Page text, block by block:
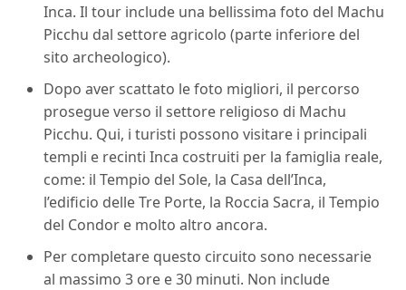
Inca. Il tour include una bellissima foto del Machu
Picchu dal settore agricolo (parte inferiore del
sito archeologico).
Dopo aver scattato le foto migliori, il percorso
prosegue verso il settore religioso di Machu
Picchu. Qui, i turisti possono visitare i principali
templi e recinti Inca costruiti per la famiglia reale,
come: il Tempio del Sole, la Casa dell’Inca,
l’edificio delle Tre Porte, la Roccia Sacra, il Tempio
del Condor e molto altro ancora.
Per completare questo circuito sono necessarie
al massimo 3 ore e 30 minuti. Non include